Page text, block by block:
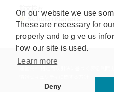
ScholarPlanets
On our website we use
These are necessary for
properly and to give us
how our site is used.
Learn more
Deny